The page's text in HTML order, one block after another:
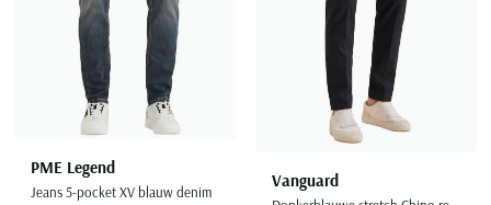
PME Legend
Jeans 5-pocket XV blauw denim
Vanguard